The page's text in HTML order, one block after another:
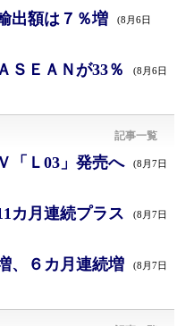
出額は７％増 (8月6日
ＳＥＡＮが33％ (8月6日
記事一覧
「Ｌ03」発売へ (8月7日
カ月連続プラス (8月7日
、６カ月連続増 (8月7日